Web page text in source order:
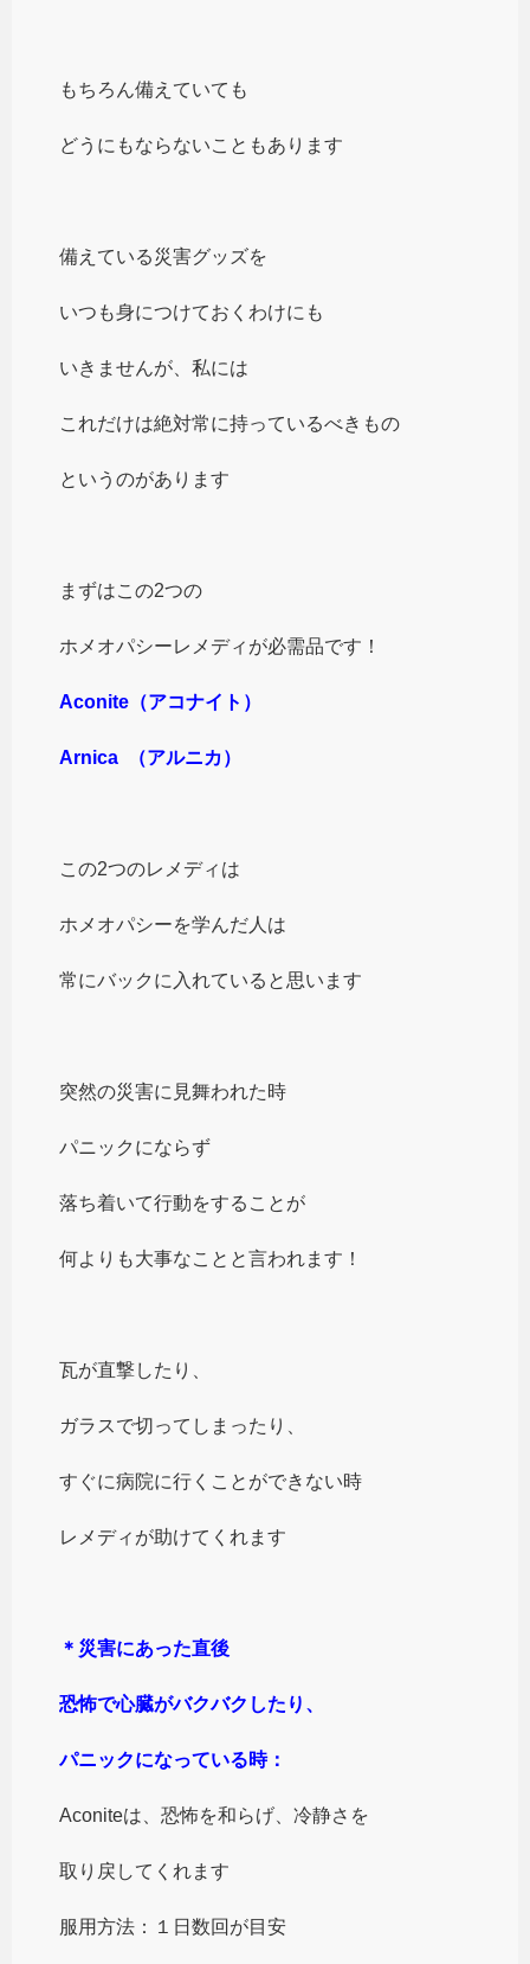
もちろん備えていても
どうにもならないこともあります
備えている災害グッズを
いつも身につけておくわけにも
いきませんが、私には
これだけは絶対常に持っているべきもの
というのがあります
まずはこの2つの
ホメオパシーレメディが必需品です！
Aconite（アコナイト）
Arnica （アルニカ）
この2つのレメディは
ホメオパシーを学んだ人は
常にバックに入れていると思います
突然の災害に見舞われた時
パニックにならず
落ち着いて行動をすることが
何よりも大事なことと言われます！
瓦が直撃したり、
ガラスで切ってしまったり、
すぐに病院に行くことができない時
レメディが助けてくれます
＊災害にあった直後
恐怖で心臓がバクバクしたり、
パニックになっている時：
Aconiteは、恐怖を和らげ、冷静さを
取り戻してくれます
服用方法：１日数回が目安